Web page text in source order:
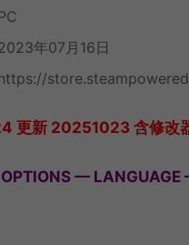
年07月16日
更新 20251023 含修改
—